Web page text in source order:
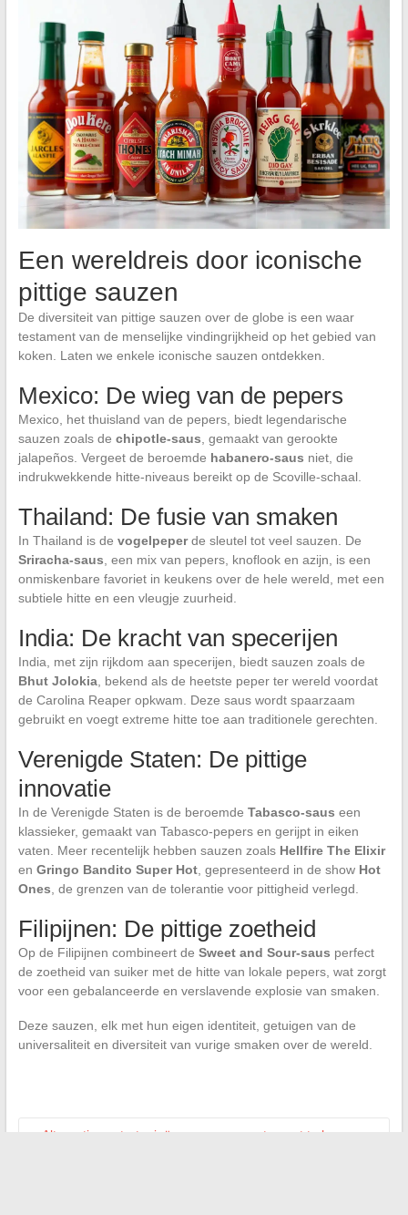
Een wereldreis door iconische
pittige sauzen
De diversiteit van pittige sauzen over de globe is een waar
testament van de menselijke vindingrijkheid op het gebied van
koken. Laten we enkele iconische sauzen ontdekken.
Mexico: De wieg van de pepers
Mexico, het thuisland van de pepers, biedt legendarische
sauzen zoals de chipotle-saus, gemaakt van gerookte
jalapeños. Vergeet de beroemde habanero-saus niet, die
indrukwekkende hitte-niveaus bereikt op de Scoville-schaal.
Thailand: De fusie van smaken
In Thailand is de vogelpeperde sleutel tot veel sauzen. De
Sriracha-saus, een mix van pepers, knoflook en azijn, is een
onmiskenbare favoriet in keukens over de hele wereld, met een
subtiele hitte en een vleugje zuurheid.
India: De kracht van specerijen
India, met zijn rijkdom aan specerijen, biedt sauzen zoals de
Bhut Jolokia, bekend als de heetste peper ter wereld voordat
de Carolina Reaper opkwam. Deze saus wordt spaarzaam
gebruikt en voegt extreme hitte toe aan traditionele gerechten.
Verenigde Staten: De pittige
innovatie
In de Verenigde Staten is de beroemde Tabasco-saus een
klassieker, gemaakt van Tabasco-pepers en gerijpt in eiken
vaten. Meer recentelijk hebben sauzen zoals Hellfire The Elixir
en Gringo Bandito Super Hot, gepresenteerd in de show Hot
Ones, de grenzen van de tolerantie voor pittigheid verlegd.
Filipijnen: De pittige zoetheid
Op de Filipijnen combineert de Sweet and Sour-saus perfect
de zoetheid van suiker met de hitte van lokale pepers, wat zorgt
voor een gebalanceerde en verslavende explosie van smaken.
Deze sauzen, elk met hun eigen identiteit, getuigen van de
universaliteit en diversiteit van vurige smaken over de wereld.
Alternatieve strategieën om een appartement te huren